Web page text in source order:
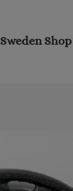
Sweden Shop